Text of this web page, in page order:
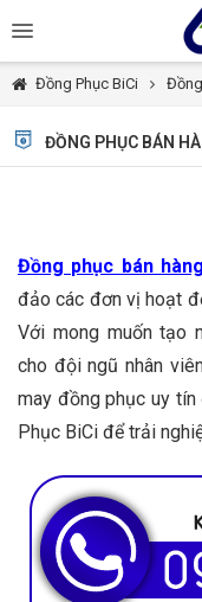
Đồng Phục BiCi
ĐỒNG PHỤC BÁN
Đồng phục bán hàng
đảo các đơn vị hoạt
Với mong muốn tạo
cho đội ngũ nhân
may đồng phục uy
Phục BiCi để trải